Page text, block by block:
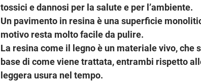
tossici e dannosi per la salute e per l’ambiente.
Un pavimento in resina è una superficie
motivo resta molto facile da pulire.
La resina come il legno è un materiale vivo,
base di come viene trattata, entrambi rispetto
leggera usura nel tempo.